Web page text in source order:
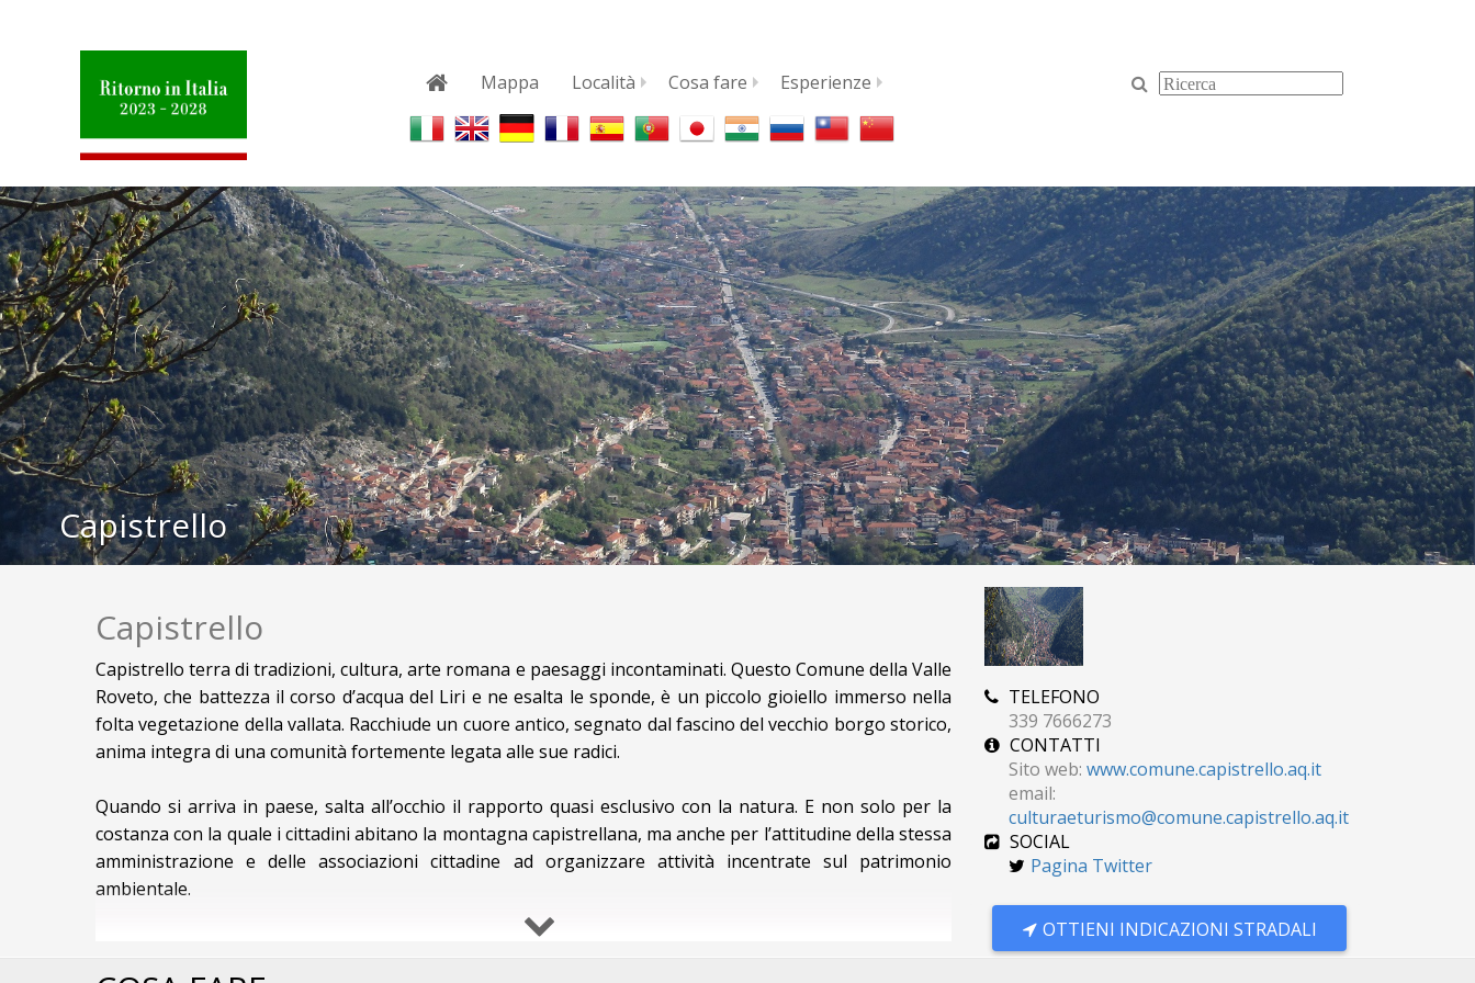
Mappa Località Cosa fare Esperienze
Capistrello
Capistrello
Capistrello terra di tradizioni, cultura, arte romana e paesaggi incontaminati. Questo Comune della Valle
Roveto, che battezza il corso d’acqua del Liri e ne esalta le sponde, è un piccolo gioiello immerso nella
folta vegetazione della vallata. Racchiude un cuore antico, segnato dal fascino del vecchio borgo storico,
anima integra di una comunità fortemente legata alle sue radici.
Quando si arriva in paese, salta all’occhio il rapporto quasi esclusivo con la natura. E non solo per la
costanza con la quale i cittadini abitano la montagna capistrellana, ma anche per l’attitudine della stessa
amministrazione e delle associazioni cittadine ad organizzare attività incentrate sul patrimonio
ambientale.
L’Altopiano della Renga sovrasta e abbraccia l’abitato e lo spirito collettivo. Uno scenario mozzafiato a
TELEFONO
339 7666273
CONTATTI
Sito web: www.comune.capistrello.aq.it
email:
culturaeturismo@comune.capistrello.aq.it
SOCIAL
Pagina Twitter
OTTIENI INDICAZIONI STRADALI